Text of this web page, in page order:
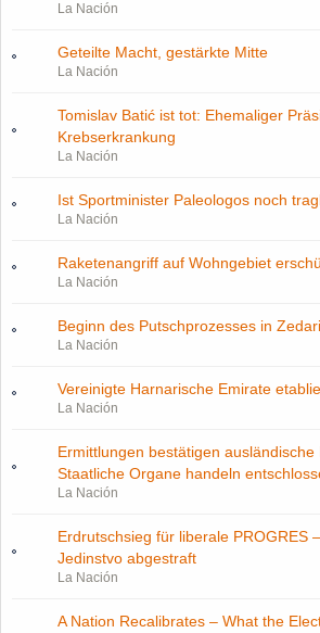
La Nación
Geteilte Macht, gestärkte Mitte
La Nación
Tomislav Batić ist tot: Ehemaliger
Krebserkrankung
La Nación
Ist Sportminister Paleologos noch
La Nación
Raketenangriff auf Wohngebiet
La Nación
Beginn des Putschprozesses in
La Nación
Vereinigte Harnarische Emirate
La Nación
Ermittlungen bestätigen ausländische
Staatliche Organe handeln
La Nación
Erdrutschsieg für liberale PROGRES
Jedinstvo abgestraft
La Nación
A Nation Recalibrates – What the